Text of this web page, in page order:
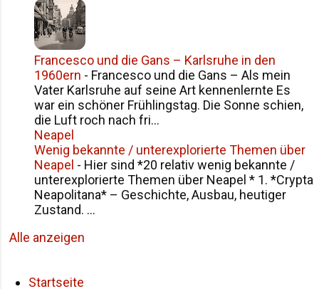
Francesco und die Gans – Karlsruhe in den
1960ern - Francesco und die Gans – Als mein
Vater Karlsruhe auf seine Art kennenlernte Es
war ein schöner Frühlingstag. Die Sonne schien,
die Luft roch nach fri...
Neapel
Wenig bekannte / unterexplorierte Themen über
Neapel - Hier sind *20 relativ wenig bekannte /
unterexplorierte Themen über Neapel * 1. *Crypta
Neapolitana* – Geschichte, Ausbau, heutiger
Zustand. ...
Alle anzeigen
Startseite